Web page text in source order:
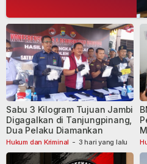
Hukum dan Kriminal - 3 hari yang lalu
Sabu 3 Kilogram Tujuan Jambi
Digagalkan di Tanjungpinang,
Dua Pelaku Diamankan